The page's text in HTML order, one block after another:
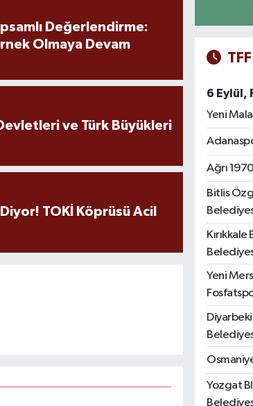
Değerlendirme:
Olmaya Devam
ve Türk Büyükleri
TOKİ Köprüsü Acil
6 Eylül,
Yeni
Ağrı
Bitlis
Yeni
Yozgat